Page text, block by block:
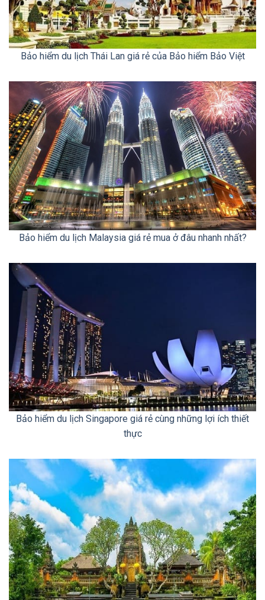
Bảo hiểm du lịch Thái Lan giá rẻ của Bảo hiểm Bảo Việt
Bảo hiểm du lịch Malaysia giá rẻ mua ở đâu nhanh nhất?
Bảo hiểm du lịch Singapore giá rẻ cùng những lợi ích thiết
thực